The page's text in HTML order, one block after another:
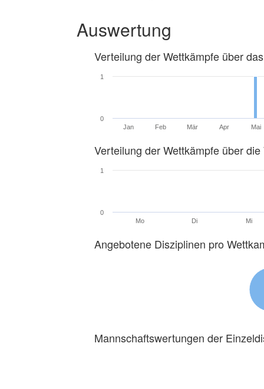
Auswertung
Verteilung der Wettkämpfe über
Jan Feb Mär Apr Mai
0
1
Verteilung der Wettkämpfe über die
Mo Di Mi
0
1
Angebotene Disziplinen pro
Mannschaftswertungen der